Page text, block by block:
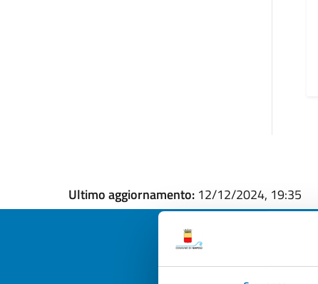
Ultimo aggiornamento: 12/12/2024, 19:35